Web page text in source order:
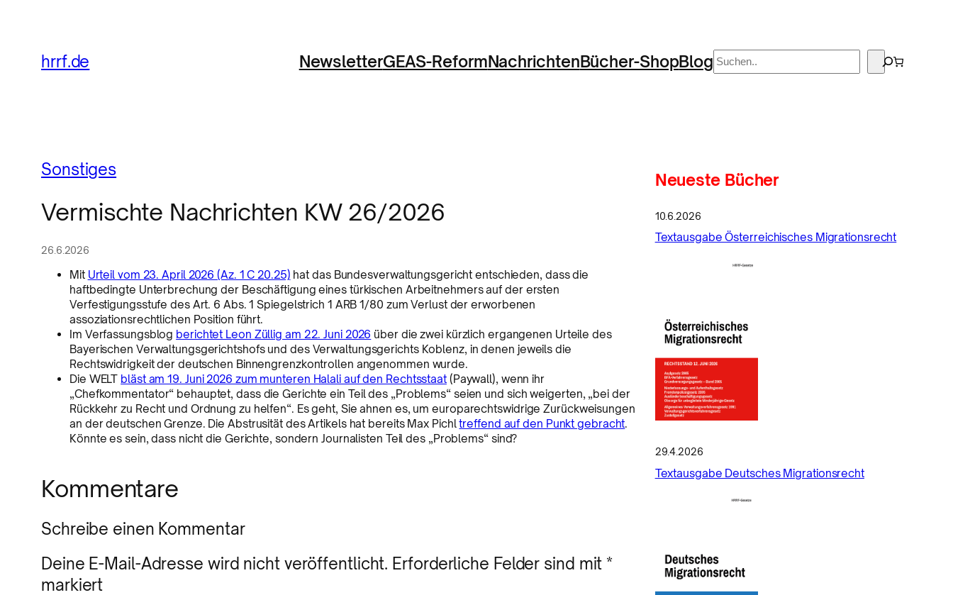
hrrf.de NewsletterGEAS-ReformNachrichtenBücher-ShopBlog Suchen
Sonstiges
Vermischte Nachrichten KW 26/2026
26.6.2026
Mit Urteil vom 23. April 2026 (Az. 1 C 20.25) hat das Bundesverwaltungsgericht entschieden, dass die
haftbedingte Unterbrechung der Beschäftigung eines türkischen Arbeitnehmers auf der ersten
Verfestigungsstufe des Art. 6 Abs. 1 Spiegelstrich 1 ARB 1/80 zum Verlust der erworbenen
assoziationsrechtlichen Position führt.
Im Verfassungsblog berichtet Leon Züllig am 22. Juni 2026 über die zwei kürzlich ergangenen Urteile des
Bayerischen Verwaltungsgerichtshofs und des Verwaltungsgerichts Koblenz, in denen jeweils die
Rechtswidrigkeit der deutschen Binnengrenzkontrollen angenommen wurde.
Die WELT bläst am 19. Juni 2026 zum munteren Halali auf den Rechtsstaat(Paywall), wenn ihr
„Chefkommentator“ behauptet, dass die Gerichte ein Teil des „Problems“ seien und sich weigerten, „bei der
Rückkehr zu Recht und Ordnung zu helfen“. Es geht, Sie ahnen es, um europarechtswidrige Zurückweisungen
an der deutschen Grenze. Die Abstrusität des Artikels hat bereits Max Pichltreffend auf den Punkt gebracht.
Könnte es sein, dass nicht die Gerichte, sondern Journalisten Teil des „Problems“ sind?
Kommentare
Schreibe einen Kommentar
Deine E-Mail-Adresse wird nicht veröffentlicht. Erforderliche Felder sind mit *
markiert
Neueste Bücher
10.6.2026
Textausgabe Österreichisches Migrationsrecht
29.4.2026
Textausgabe Deutsches Migrationsrecht